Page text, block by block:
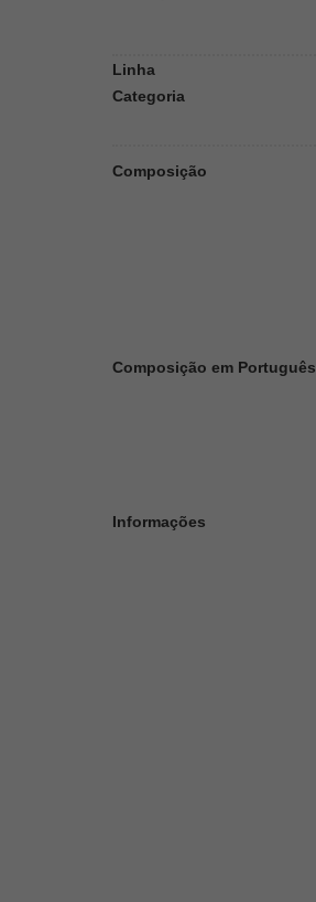
Linha
Categoria
Composição
Composição em Português
Informações